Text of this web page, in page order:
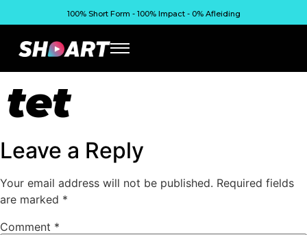
100% Short Form - 100% Impact - 0% Afleiding
tet
Leave a Reply
Your email address will not be published. Required fields
are marked *
Comment *